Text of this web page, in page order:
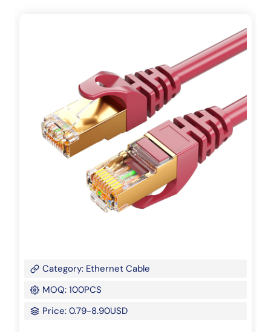
Category: Ethernet Cable
MOQ: 100PCS
Price: 0.79-8.90USD